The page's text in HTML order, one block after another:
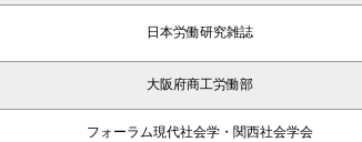
日本労働研究雑誌
大阪府商工労働部
フォーラム現代社会学・関西社会学会